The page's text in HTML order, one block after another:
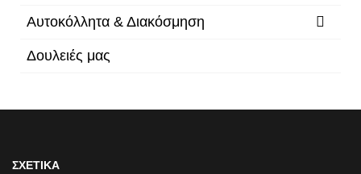
Αυτοκόλλητα & Διακόσμηση
Δουλειές μας
Φίλτρα/Κατηγορίες
Δεν υπάρχουν προϊόντα σε αυτή την κατηγορία.
ΣΧΕΤΙΚΑ